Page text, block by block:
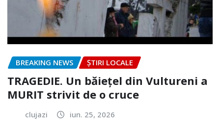
BREAKING NEWS ȘTIRI LOCALE
TRAGEDIE. Un băiețel din Vultureni a
MURIT strivit de o cruce
clujazi iun. 25, 2026